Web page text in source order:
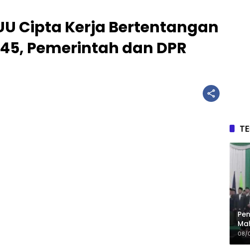
Cipta Kerja Bertentangan
Pemerintah dan DPR
08/